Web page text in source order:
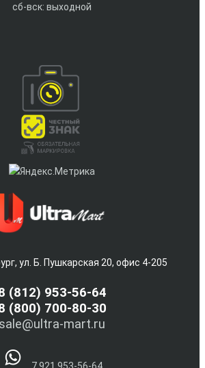
сб-вск: выходной
ул. Б. Пушкарская 20, офис 4-205
(812) 953-56-64
(800) 700-80-30
sale@ultra-mart.ru